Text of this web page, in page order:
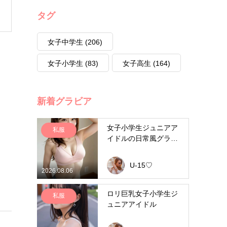
タグ
女子中学生 (206)
女子小学生 (83) 女子高生 (164)
新着グラビア
2026.08.06
私服
女子小学生ジュニアア
イドルの日常風グラビ
U-15♡
私服
ロリ巨乳女子小学生ジ
ュニアアイドル